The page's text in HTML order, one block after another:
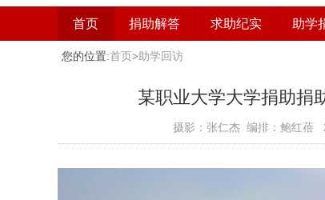
首页 捐助解答 求助纪实 助学
您的位置:首页 >助学回访
某职业大学大学捐助捐
摄影：张仁杰 编排：鲍红蓓